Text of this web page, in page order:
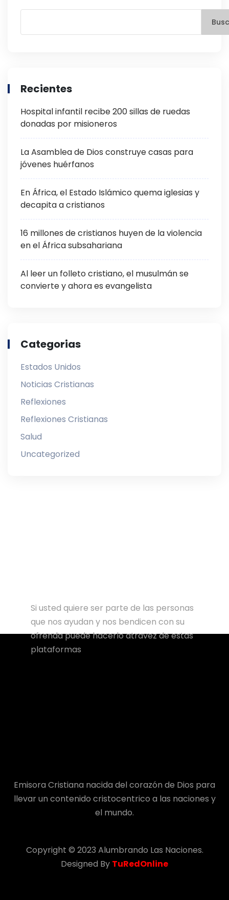
Recientes
Hospital infantil recibe 200 sillas de ruedas
donadas por misioneros
La Asamblea de Dios construye casas para
jóvenes huérfanos
En África, el Estado Islámico quema iglesias y
decapita a cristianos
16 millones de cristianos huyen de la violencia
en el África subsahariana
Al leer un folleto cristiano, el musulmán se
convierte y ahora es evangelista
Categorias
Estados Unidos
Noticias Cristianas
Reflexiones
Reflexiones Cristianas
Salud
Uncategorized
Si usted quiere ser parte de las personas
que nos ayudan y nos bendicen con su
ofrenda puede hacerlo atravez de estas
plataformas
Emisora Cristiana nacida del corazón de Dios para
llevar un contenido cristocentrico a las naciones y
el mundo.
Copyright © 2023 Alumbrando Las Naciones.
Designed By TuRedOnline